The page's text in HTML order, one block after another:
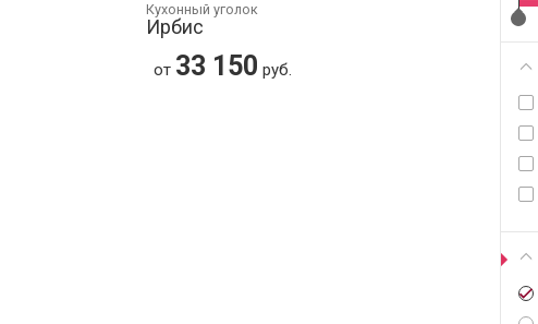
Кухонный уголок
Ирбис
от 33 150 руб.